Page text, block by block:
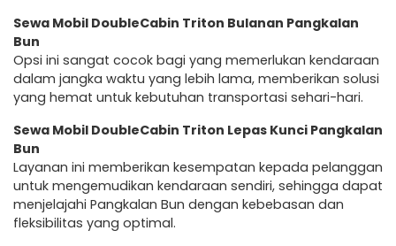
Sewa Mobil DoubleCabin Triton Bulanan Pangkalan
Bun
Opsi ini sangat cocok bagi yang memerlukan kendaraan
dalam jangka waktu yang lebih lama, memberikan solusi
yang hemat untuk kebutuhan transportasi sehari-hari.
Sewa Mobil DoubleCabin Triton Lepas Kunci Pangkalan
Bun
Layanan ini memberikan kesempatan kepada pelanggan
untuk mengemudikan kendaraan sendiri, sehingga dapat
menjelajahi Pangkalan Bun dengan kebebasan dan
fleksibilitas yang optimal.